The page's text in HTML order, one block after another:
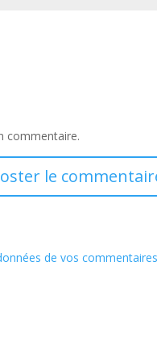
commentaire.
de vos